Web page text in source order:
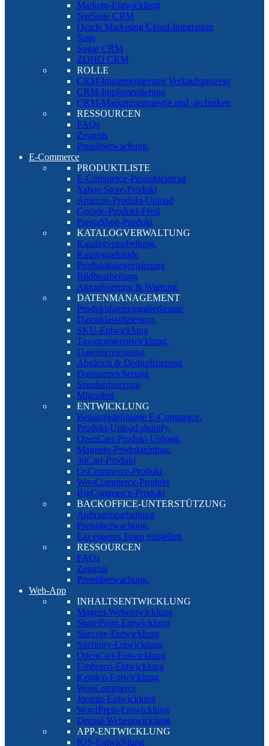
Marketo-Entwicklung
NetSuite CRM
Oracle Marketing Cloud-Integration
Sage
Sugar CRM
ZOHO CRM
ROLLE
CRM-Implementierung Verkaufsprozess
CRM-Implementierung
CRM-Marketingstrategie und -techniken
RESSOURCEN
FAQs
Zeugnis
Preisüberwachung.
E-Commerce
PRODUKTLISTE
E-Commerce-Produkteintrag
Yahoo Store-Produkt
Amazon-Produkt-Upload
Google-Produkt-Feed
PrestaShop-Produkt
KATALOGVERWALTUNG
Katalogverarbeitung.
Kataloggebäude
Produktkategorisierung
Bildbearbeitung
Aktualisierung & Wartung.
DATENMANAGEMENT
Produktdateneingabedienste
Datenklassifizierung.
SKU-Entwicklung
Taxonomieentwicklung.
Datenbereinigung
Abgleich & Deduplizierung
Datenanreicherung
Standardisierung
Migration
ENTWICKLUNG
Benutzerdefinierte E-Commerce.
Produkt-Upload shopify.
OpenCart-Produkt-Upload.
Magento-Produkteintrag.
3dCart-Produkt
OsCommerce-Produkt
WooCommerce-Produkt
BigCommerce-Produkt
BACKOFFICE-UNTERSTÜTZUNG
Auftragsbearbeitung
Preisüberwachung.
Ein eigenes Team einstellen
RESSOURCEN
FAQs
Zeugnis
Preisüberwachung.
Web-App
INHALTSENTWICKLUNG
Magent-Webentwicklung
SharePoint-Entwicklung
Sitecore-Entwicklung
Sitefinity-Entwicklung
OpenCart-Entwicklung
Umbraco-Entwicklung
Kentico-Entwicklung
WooCommerce
Joomla-Entwicklung
WordPress-Entwicklung
Drupal-Webentwicklung
APP-ENTWICKLUNG
IOS-Entwicklung